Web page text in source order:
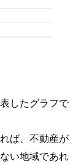
したグラフで
ば、不動産が
い地域であれ